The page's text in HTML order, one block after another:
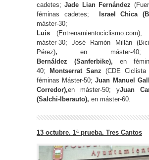
cadetes;Jade Lian Fernández
féminas cadetes;
Israel Chica
máster-
Luis
máster-30; José Ramón Millán
Pérez), en máster-
Bernáldez
(Sanferbike), en
40;
Montserrat Sanz (CDE Ciclista
féminas Máster-50;Juan Manuel
Corredor),en máster-50; yJuan
(Salchi-Iberauto), en máster-60.
13 octubre. 1ª prueba. Tres Cantos